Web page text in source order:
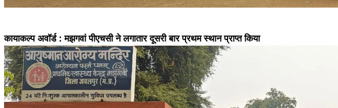
कायाकल्प अवॉर्ड : मझगवां पीएचसी ने लगातार दूसरी बार प्रथम स्थान प्राप्त किया